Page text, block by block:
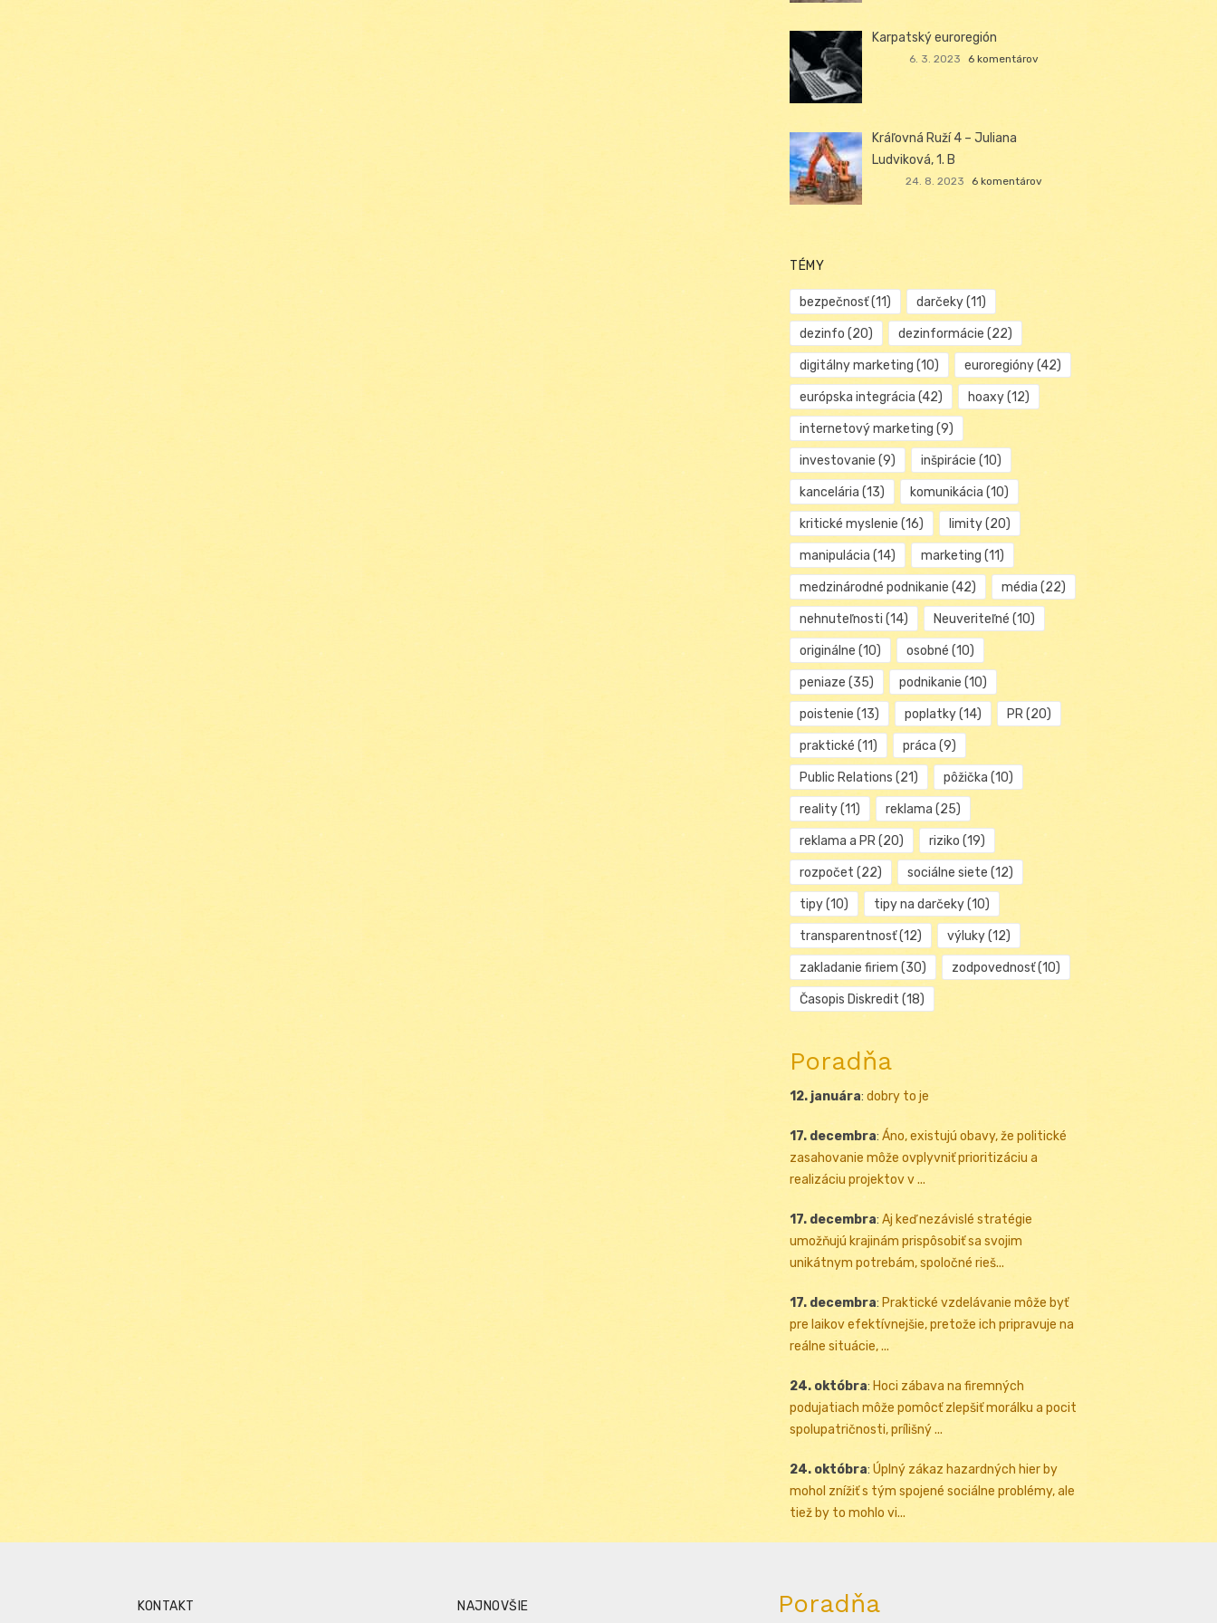
Karpatský euroregión
6. 3. 2023 6 komentárov
Kráľovná Ruží 4 – Juliana
Ludviková, 1. B
24. 8. 2023 6 komentárov
TÉMY
bezpečnosť(11) darčeky(11)
dezinfo (20) dezinformácie (22)
digitálny marketing (10) euroregióny(42)
európska integrácia (42) hoaxy(12)
internetový marketing (9)
investovanie (9) inšpirácie (10)
kancelária (13) komunikácia (10)
kritické myslenie (16) limity(20)
manipulácia (14) marketing (11)
medzinárodné podnikanie (42) média (22)
nehnuteľnosti (14) Neuveriteľné (10)
originálne (10) osobné (10)
peniaze (35) podnikanie (10)
poistenie (13) poplatky(14) PR(20)
praktické (11) práca (9)
Public Relations (21) pôžička (10)
reality(11) reklama (25)
reklama a PR(20) riziko (19)
rozpočet (22) sociálne siete (12)
tipy(10) tipy na darčeky(10)
transparentnosť(12) výluky(12)
zakladanie firiem (30) zodpovednosť(10)
Časopis Diskredit (18)
Poradňa
12. januára: dobry to je
17. decembra: Áno, existujú obavy, že politické
zasahovanie môže ovplyvniť prioritizáciu a
realizáciu projektov v ...
17. decembra: Aj keď nezávislé stratégie
umožňujú krajinám prispôsobiť sa svojim
unikátnym potrebám, spoločné rieš...
17. decembra: Praktické vzdelávanie môže byť
pre laikov efektívnejšie, pretože ich pripravuje na
reálne situácie, ...
24. októbra: Hoci zábava na firemných
podujatiach môže pomôcť zlepšiť morálku a pocit
spolupatričnosti, prílišný ...
24. októbra: Úplný zákaz hazardných hier by
mohol znížiť s tým spojené sociálne problémy, ale
tiež by to mohlo vi...
KONTAKT NAJNOVŠIE Poradňa